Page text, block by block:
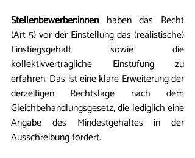
Stellenbewerber:innen haben das Recht
(Art 5) vor der Einstellung das (realistische)
Einstiegsgehalt sowie die
kollektivvertragliche Einstufung zu
erfahren. Das ist eine klare Erweiterung der
derzeitigen Rechtslage nach dem
Gleichbehandlungsgesetz, die lediglich eine
Angabe des Mindestgehaltes in der
Ausschreibung fordert.